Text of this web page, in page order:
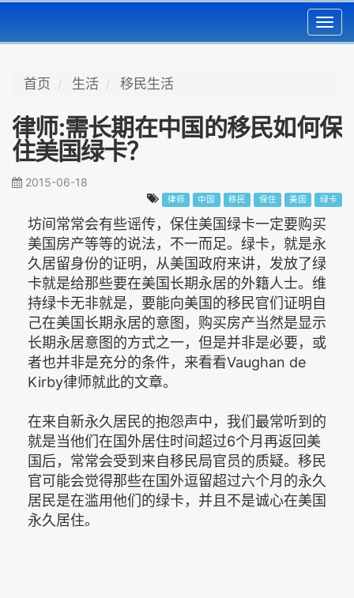
首页 生活 移民生活
律师:需长期在中国的移民如何保
住美国绿卡？
2015-06-18
律师 中国 移民 保住 美国 绿卡
坊间常常会有些谣传，保住美国绿卡一定要购买
美国房产等等的说法，不一而足。绿卡，就是永
久居留身份的证明，从美国政府来讲，发放了绿
卡就是给那些要在美国长期永居的外籍人士。维
持绿卡无非就是，要能向美国的移民官们证明自
己在美国长期永居的意图，购买房产当然是显示
长期永居意图的方式之一，但是并非是必要，或
者也并非是充分的条件，来看看Vaughan de
Kirby律师就此的文章。
在来自新永久居民的抱怨声中，我们最常听到的
就是当他们在国外居住时间超过6个月再返回美
国后，常常会受到来自移民局官员的质疑。移民
官可能会觉得那些在国外逗留超过六个月的永久
居民是在滥用他们的绿卡，并且不是诚心在美国
永久居住。